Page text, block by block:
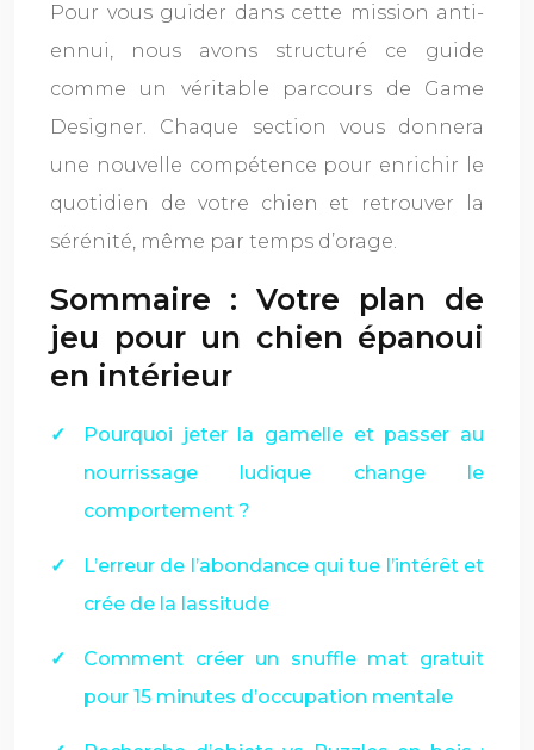
Pour vous guider dans cette mission anti-
ennui, nous avons structuré ce guide
comme un véritable parcours de Game
Designer. Chaque section vous donnera
une nouvelle compétence pour enrichir le
quotidien de votre chien et retrouver la
sérénité, même par temps d’orage.
Sommaire : Votre plan de
jeu pour un chien épanoui
en intérieur
Pourquoi jeter la gamelle et passer au
nourrissage ludique change le
comportement ?
L’erreur de l’abondance qui tue l’intérêt et
crée de la lassitude
Comment créer un snuffle mat gratuit
pour 15 minutes d’occupation mentale